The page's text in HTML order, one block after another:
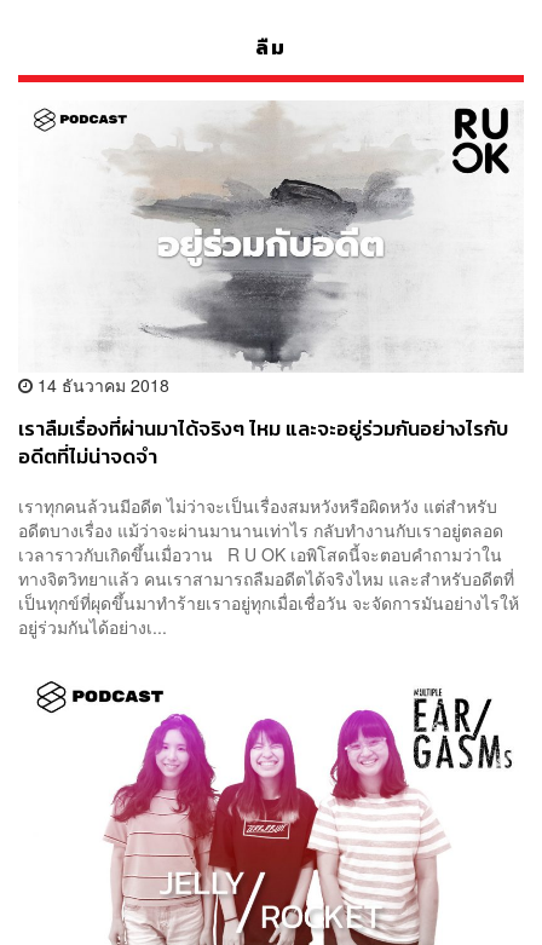
ลืม
14 ธันวาคม 2018
เราลืมเรื่องที่ผ่านมาได้จริงๆ ไหม และจะอยู่ร่วมกันอย่างไรกับ
อดีตที่ไม่น่าจดจำ
เราทุกคนล้วนมีอดีต ไม่ว่าจะเป็นเรื่องสมหวังหรือผิดหวัง แต่สำหรับ
อดีตบางเรื่อง แม้ว่าจะผ่านมานานเท่าไร กลับทำงานกับเราอยู่ตลอด
เวลาราวกับเกิดขึ้นเมื่อวาน R U OK เอพิโสดนี้จะตอบคำถามว่าใน
ทางจิตวิทยาแล้ว คนเราสามารถลืมอดีตได้จริงไหม และสำหรับอดีตที่
เป็นทุกข์ที่ผุดขึ้นมาทำร้ายเราอยู่ทุกเมื่อเชื่อวัน จะจัดการมันอย่างไรให้
อยู่ร่วมกันได้อย่างเ...